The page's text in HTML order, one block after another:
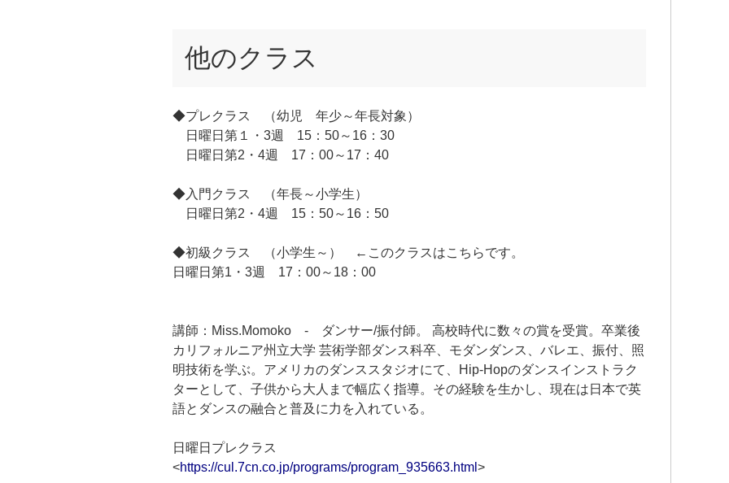
他のクラス
◆プレクラス （幼児 年少～年長対象）
日曜日第１・3週 15：50～16：30
日曜日第2・4週 17：00～17：40
◆入門クラス （年長～小学生）
日曜日第2・4週 15：50～16：50
◆初級クラス （小学生～） ←このクラスはこちらです。
日曜日第1・3週 17：00～18：00
講師：Miss.Momoko - ダンサー/振付師。 高校時代に数々の賞を受賞。卒業後
カリフォルニア州立大学 芸術学部ダンス科卒、モダンダンス、バレエ、振付、照
明技術を学ぶ。アメリカのダンススタジオにて、Hip-Hopのダンスインストラク
ターとして、子供から大人まで幅広く指導。その経験を生かし、現在は日本で英
語とダンスの融合と普及に力を入れている。
日曜日プレクラス
<https://cul.7cn.co.jp/programs/program_935663.html >